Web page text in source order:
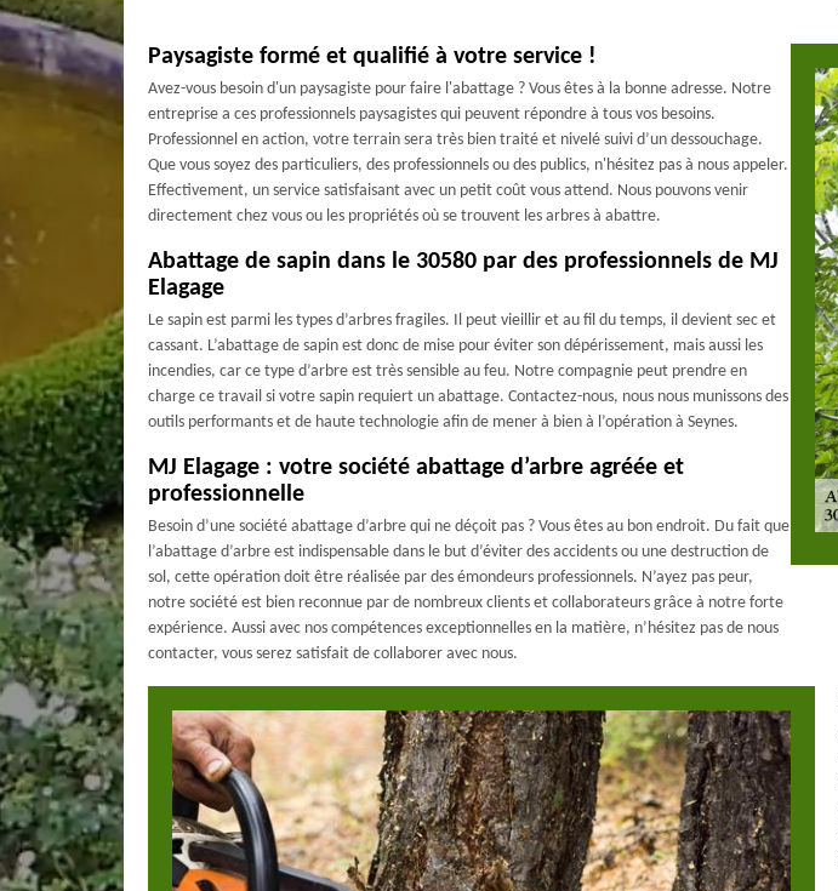
Paysagiste formé et qualifié à votre service !
Avez-vous besoin d'un paysagiste pour faire l'abattage ? Vous êtes à la bonne adresse. Notre
entreprise a ces professionnels paysagistes qui peuvent répondre à tous vos besoins.
Professionnel en action, votre terrain sera très bien traité et nivelé suivi d’un dessouchage.
Que vous soyez des particuliers, des professionnels ou des publics, n'hésitez pas à nous appeler.
Effectivement, un service satisfaisant avec un petit coût vous attend. Nous pouvons venir
directement chez vous ou les propriétés où se trouvent les arbres à abattre.
Abattage de sapin dans le 30580 par des professionnels de MJ
Elagage
Le sapin est parmi les types d’arbres fragiles. Il peut vieillir et au fil du temps, il devient sec et
cassant. L’abattage de sapin est donc de mise pour éviter son dépérissement, mais aussi les
incendies, car ce type d’arbre est très sensible au feu. Notre compagnie peut prendre en
charge ce travail si votre sapin requiert un abattage. Contactez-nous, nous nous munissons des
outils performants et de haute technologie afin de mener à bien à l’opération à Seynes.
MJ Elagage : votre société abattage d’arbre agréée et
professionnelle
Besoin d’une société abattage d’arbre qui ne déçoit pas ? Vous êtes au bon endroit. Du fait que
l’abattage d’arbre est indispensable dans le but d’éviter des accidents ou une destruction de
sol, cette opération doit être réalisée par des émondeurs professionnels. N’ayez pas peur,
notre société est bien reconnue par de nombreux clients et collaborateurs grâce à notre forte
expérience. Aussi avec nos compétences exceptionnelles en la matière, n’hésitez pas de nous
contacter, vous serez satisfait de collaborer avec nous.